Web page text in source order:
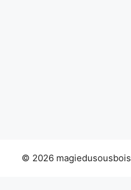
© 2026 magiedusousbois